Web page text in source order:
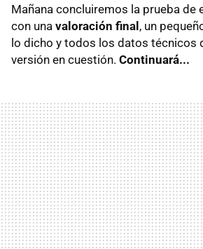
Mañana concluiremos la prueba de
con una valoración final, un
lo dicho y todos los datos técnicos
versión en cuestión. Continuará...